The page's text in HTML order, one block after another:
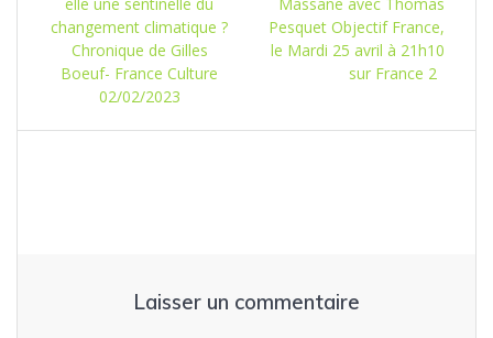
l’article
elle une sentinelle du
changement climatique ?
Chronique de Gilles
Boeuf- France Culture
02/02/2023
:
Massane avec Thomas
Pesquet Objectif France,
le Mardi 25 avril à 21h10
sur France 2
Laisser un commentaire